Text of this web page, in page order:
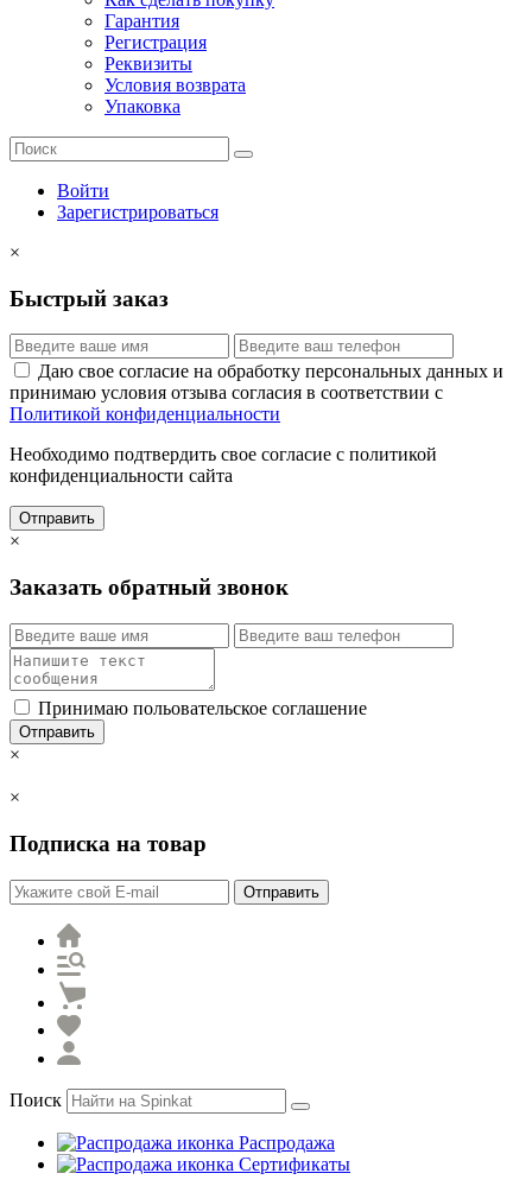
Гарантия
Регистрация
Реквизиты
Условия возврата
Упаковка
Войти
Зарегистрироваться
×
Быстрый заказ
Даю свое согласие на обработку персональных данных и
принимаю условия отзыва согласия в соответствии с
Политикой конфиденциальности
Необходимо подтвердить свое согласие с политикой
конфиденциальности сайта
Отправить
×
Заказать обратный звонок
Принимаю польовательское соглашение
Отправить
×
×
Подписка на товар
Отправить
Поиск
Распродажа
Сертификаты